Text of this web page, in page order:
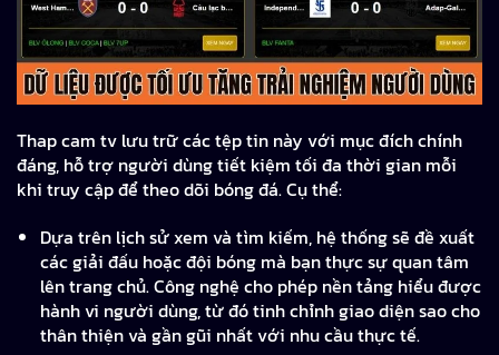
Thap cam tv lưu trữ các tệp tin này với mục đích chính
đáng, hỗ trợ người dùng tiết kiệm tối đa thời gian mỗi
khi truy cập để theo dõi bóng đá. Cụ thể:
Dựa trên lịch sử xem và tìm kiếm, hệ thống sẽ đề xuất
các giải đấu hoặc đội bóng mà bạn thực sự quan tâm
lên trang chủ. Công nghệ cho phép nền tảng hiểu được
hành vi người dùng, từ đó tinh chỉnh giao diện sao cho
thân thiện và gần gũi nhất với nhu cầu thực tế.